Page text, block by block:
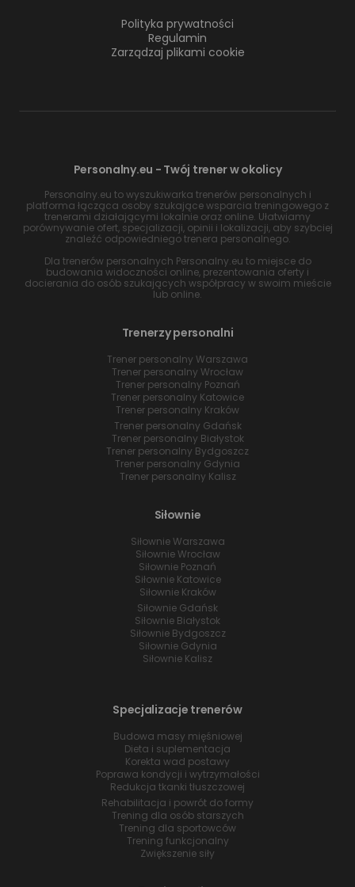
Polityka prywatności
Regulamin
Zarządzaj plikami cookie
Personalny.eu - Twój trener w okolicy
Personalny.eu to wyszukiwarka trenerów personalnych i
platforma łącząca osoby szukające wsparcia treningowego z
trenerami działającymi lokalnie oraz online. Ułatwiamy
porównywanie ofert, specjalizacji, opinii i lokalizacji, aby szybciej
znaleźć odpowiedniego trenera personalnego.
Dla trenerów personalnych Personalny.eu to miejsce do
budowania widoczności online, prezentowania oferty i
docierania do osób szukających współpracy w swoim mieście
lub online.
Trenerzy personalni
Trener personalny Warszawa
Trener personalny Wrocław
Trener personalny Poznań
Trener personalny Katowice
Trener personalny Kraków
Trener personalny Gdańsk
Trener personalny Białystok
Trener personalny Bydgoszcz
Trener personalny Gdynia
Trener personalny Kalisz
Siłownie
Siłownie Warszawa
Siłownie Wrocław
Siłownie Poznań
Siłownie Katowice
Siłownie Kraków
Siłownie Gdańsk
Siłownie Białystok
Siłownie Bydgoszcz
Siłownie Gdynia
Siłownie Kalisz
Specjalizacje trenerów
Budowa masy mięśniowej
Dieta i suplementacja
Korekta wad postawy
Poprawa kondycji i wytrzymałości
Redukcja tkanki tłuszczowej
Rehabilitacja i powrót do formy
Trening dla osób starszych
Trening dla sportowców
Trening funkcjonalny
Zwiększenie siły